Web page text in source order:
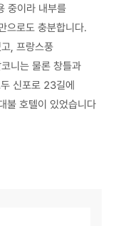
중이라 내부를
으로도 충분합니다.
, 프랑스풍
니는 물론 창틀과
신포로 23길에
불 호텔이 있었습니다